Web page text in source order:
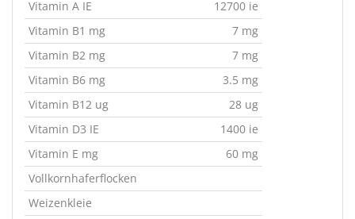
Vitamin A IE
12700 ie
Vitamin B1 mg
7 mg
Vitamin B2 mg
7 mg
Vitamin B6 mg
3.5 mg
Vitamin B12 ug
28 ug
Vitamin D3 IE
1400 ie
Vitamin E mg
60 mg
Vollkornhaferflocken
Weizenkleie